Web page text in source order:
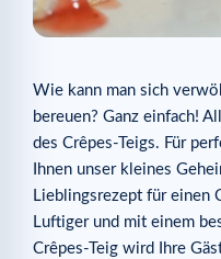
Wie kann man sich
bereuen? Ganz einfach!
des Crêpes-Teigs. Für
Ihnen unser kleines
Lieblingsrezept für einen
Luftiger und mit einem
Crêpes-Teig wird Ihre